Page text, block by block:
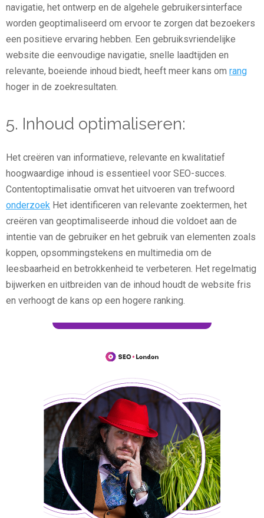
navigatie, het ontwerp en de algehele gebruikersinterface
worden geoptimaliseerd om ervoor te zorgen dat bezoekers
een positieve ervaring hebben. Een gebruiksvriendelijke
website die eenvoudige navigatie, snelle laadtijden en
relevante, boeiende inhoud biedt, heeft meer kans om rang
hoger in de zoekresultaten.
5. Inhoud optimaliseren:
Het creëren van informatieve, relevante en kwalitatief
hoogwaardige inhoud is essentieel voor SEO-succes.
Contentoptimalisatie omvat het uitvoeren van trefwoord
onderzoek Het identificeren van relevante zoektermen, het
creëren van geoptimaliseerde inhoud die voldoet aan de
intentie van de gebruiker en het gebruik van elementen zoals
koppen, opsommingstekens en multimedia om de
leesbaarheid en betrokkenheid te verbeteren. Het regelmatig
bijwerken en uitbreiden van de inhoud houdt de website fris
en verhoogt de kans op een hogere ranking.